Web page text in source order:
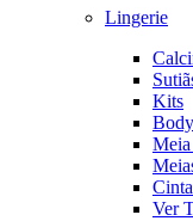
Lingerie
Kits
Body
Meia
Ver